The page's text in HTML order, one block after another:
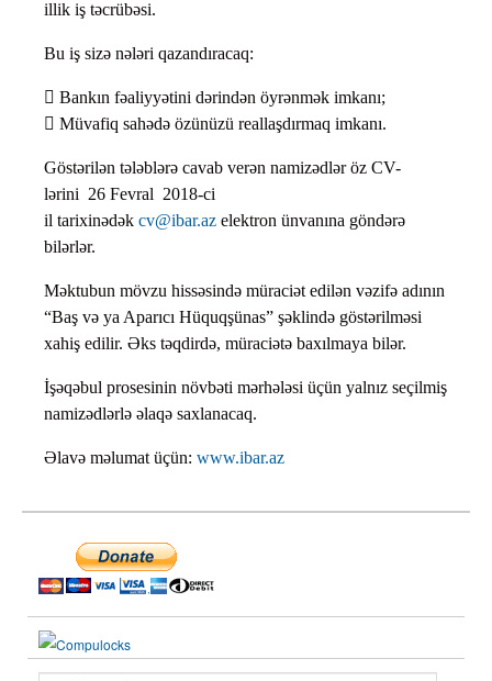
illik iş təcrübəsi.
Bu iş sizə nələri qazandıracaq:
 Bankın fəaliyyətini dərindən öyrənmək imkanı;
 Müvafiq sahədə özünüzü reallaşdırmaq imkanı.
Göstərilən tələblərə cavab verən namizədlər öz CV-
lərini 26 Fevral 2018-ci
il tarixinədək cv@ibar.az elektron ünvanına göndərə
bilərlər.
Məktubun mövzu hissəsində müraciət edilən vəzifə adının
“Baş və ya Aparıcı Hüquqşünas” şəklində göstərilməsi
xahiş edilir. Əks təqdirdə, müraciətə baxılmaya bilər.
İşəqəbul prosesinin növbəti mərhələsi üçün yalnız seçilmiş
namizədlərlə əlaqə saxlanacaq.
Əlavə məlumat üçün: www.ibar.az